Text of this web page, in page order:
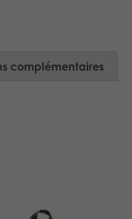
complémentaires